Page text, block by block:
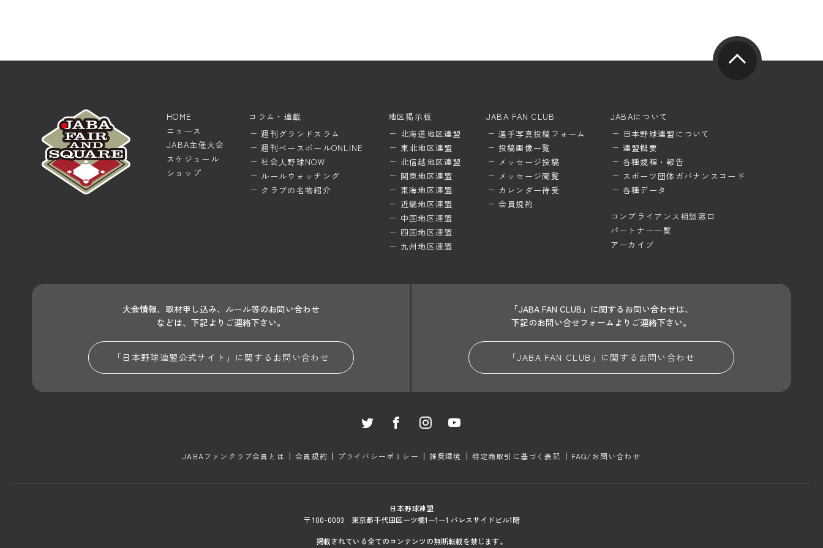
HOME
ニュース
JABA主催大会
スケジュール
ショップ
コラム・連載
週刊グランドスラム
週刊ベースボールONLINE
社会人野球NOW
ルールウォッチング
クラブの名物紹介
地区掲示板
北海道地区連盟
東北地区連盟
北信越地区連盟
関東地区連盟
東海地区連盟
近畿地区連盟
中国地区連盟
四国地区連盟
九州地区連盟
JABA FAN CLUB
選手写真投稿フォーム
投稿画像一覧
メッセージ投稿
メッセージ閲覧
カレンダー待受
会員規約
JABAについて
日本野球連盟について
連盟概要
各種規程・報告
スポーツ団体ガバナンスコード
各種データ
コンプライアンス相談窓口
パートナー一覧
アーカイブ
大会情報、取材申し込み、ルール等のお問い合わせ
などは、下記よりご連絡下さい。
「日本野球連盟公式サイト」に関する お問い合わせ
「JABA FAN CLUB」に関するお問い合わせは、
下記のお問い合せフォームよりご連絡下さい。
「JABA FAN CLUB」に関する お問い合わせ
JABAファンクラブ会員とは 会員規約 プライバシーポリシー 推奨環境 特定商取引に基づく表記 FAQ/お問い合わせ
日本野球連盟
〒 100-0003 東京都千代田区一ツ橋1ー1ー1 パレスサイドビル1階
掲載されている全てのコンテンツの無断転載を禁じます。